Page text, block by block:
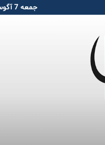
جمعه 7 آگوست 2026